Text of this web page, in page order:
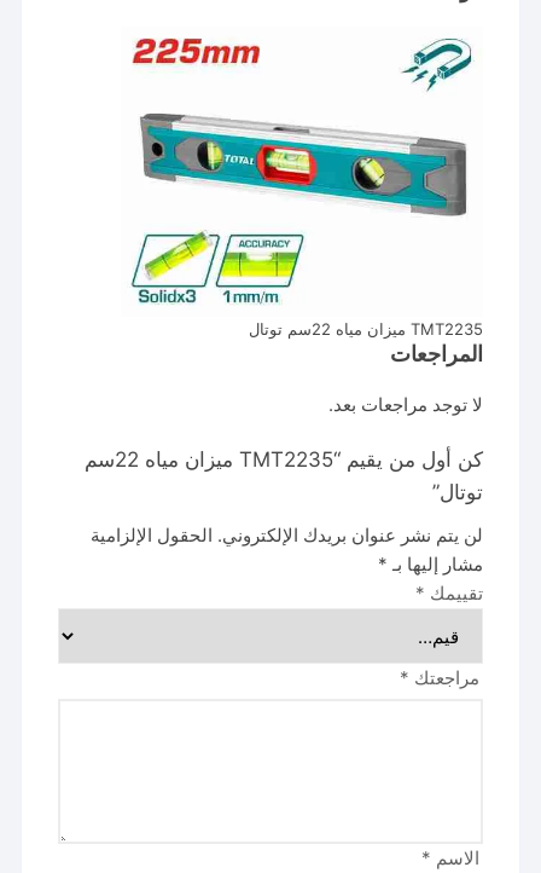
TMT2235 ميزان مياه 22سم توتال
المراجعات
لا توجد مراجعات بعد.
كن أول من يقيم “TMT2235 ميزان مياه 22سم
توتال”
لن يتم نشر عنوان بريدك الإلكتروني. الحقول الإلزامية
مشار إليها بـ *
تقييمك *
مراجعتك *
الاسم *